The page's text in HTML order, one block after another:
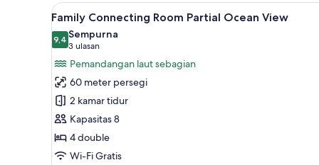
kamar
tidur,
dapur,
pemandangan
samudra
Lihat
semua
foto
untuk
Family
Connecting
Room
Partial
Ocean
View
Seprai premium, busa
4
Family Connecting Room Partial Ocean View
9,49,4 dari 10
Sempurna
3 ulasan
(3
ulasan)
Pemandangan laut sebagian
60 meter persegi
2 kamar tidur
Kapasitas 8
4 double
Wi-Fi Gratis